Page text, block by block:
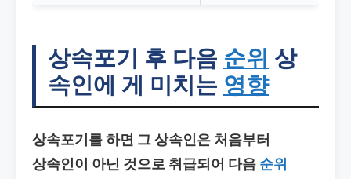
상속포기 후 다음 순위 상
속인에 게 미치는 영향
상속포기를 하면 그 상속인은 처음부터
상속인이 아닌 것으로 취급되어 다음 순위